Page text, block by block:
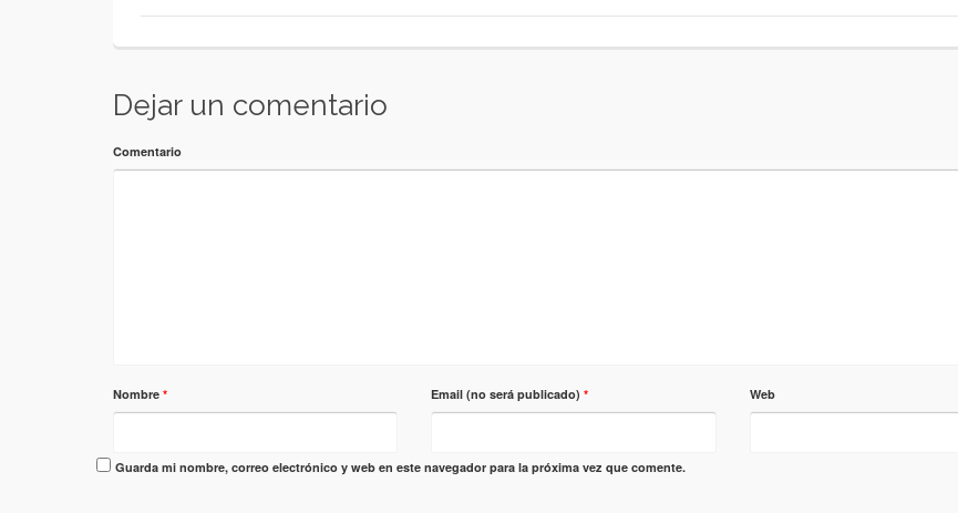
Dejar un comentario
Comentario
Nombre * Email (no será publicado)* Web
Guarda mi nombre, correo electrónico y web en este navegador para la próxima vez que comente.